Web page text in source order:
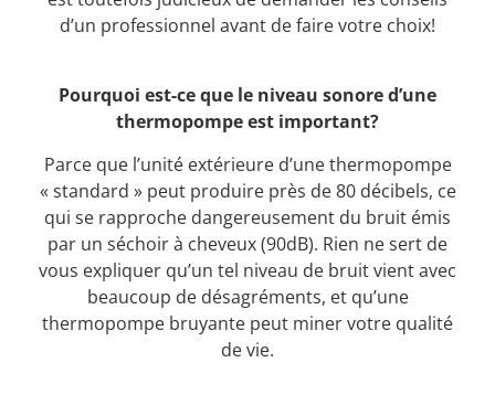
d’un professionnel avant de faire votre choix!
Pourquoi est-ce que le niveau sonore d’une
thermopompe est important?
Parce que l’unité extérieure d’une thermopompe
« standard » peut produire près de 80 décibels, ce
qui se rapproche dangereusement du bruit émis
par un séchoir à cheveux (90dB). Rien ne sert de
vous expliquer qu’un tel niveau de bruit vient avec
beaucoup de désagréments, et qu’une
thermopompe bruyante peut miner votre qualité
de vie.